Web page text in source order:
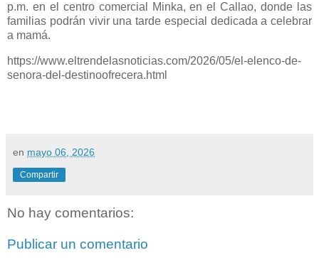
p.m. en el centro comercial Minka, en el Callao, donde las
familias podrán vivir una tarde especial dedicada a celebrar
a mamá.
https://www.eltrendelasnoticias.com/2026/05/el-elenco-de-
senora-del-destinoofrecera.html
en mayo 06, 2026
Compartir
No hay comentarios:
Publicar un comentario